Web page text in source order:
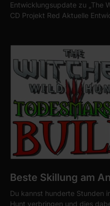
Entwicklungsupdate zu „The
CD Projekt Red Aktuelle
Beste Skillung am
Du kannst hunderte Stunden
Hunt verbringen und dies